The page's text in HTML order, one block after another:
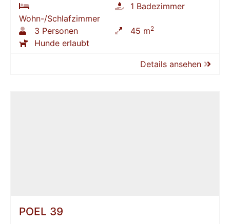
Wohn-/Schlafzimmer
1 Badezimmer
3 Personen 45 m2
Hunde erlaubt
Details ansehen
POEL 39